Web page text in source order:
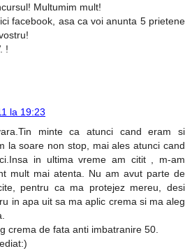
Multumim mult!
facebook, asa ca voi anunta 5 prietene
!
la 19:23
minte ca atunci cand eram si
la soare non stop, mai ales atunci cand
in ultima vreme am citit , m-am
mult mai atenta. Nu am avut parte de
pentru ca ma protejez mereu, desi
in apa uit sa ma aplic crema si ma aleg
crema de fata anti imbatranire 50.